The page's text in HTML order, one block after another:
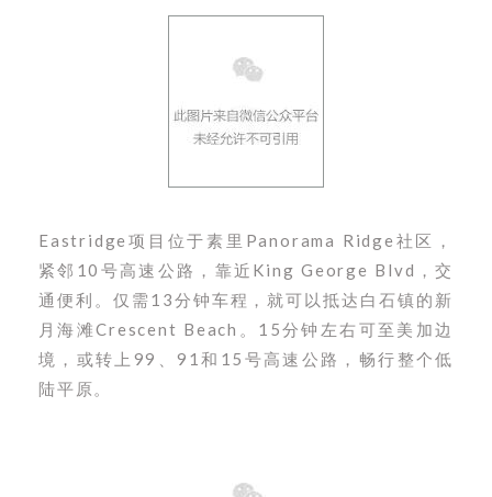
Eastridge项目位于素里Panorama Ridge社区，
紧邻10号高速公路，靠近King George Blvd，交
通便利。仅需13分钟车程，就可以抵达白石镇的新
月海滩Crescent Beach。15分钟左右可至美加边
境，或转上99、91和15号高速公路，畅行整个低
陆平原。